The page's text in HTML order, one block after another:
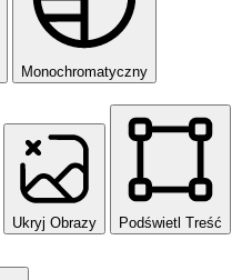
Monochromatyczny
Ukryj Obrazy Podświetl Treść